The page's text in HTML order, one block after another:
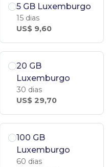
5 GB Luxemburgo
15 dias
US$ 9,60
20 GB
Luxemburgo
30 dias
US$ 29,70
100 GB
Luxemburgo
60 dias